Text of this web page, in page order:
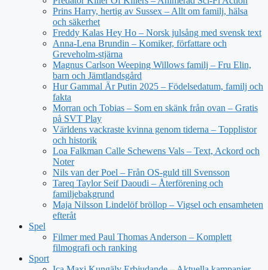
Prins Harry, hertig av Sussex – Allt om familj, hälsa
och säkerhet
Freddy Kalas Hey Ho – Norsk julsång med svensk text
Anna-Lena Brundin – Komiker, författare och
Greveholm-stjärna
Magnus Carlson Weeping Willows familj – Fru Elin,
barn och Jämtlandsgård
Hur Gammal Är Putin 2025 – Födelsedatum, familj och
fakta
Morran och Tobias – Som en skänk från ovan – Gratis
på SVT Play
Världens vackraste kvinna genom tiderna – Topplistor
och historik
Loa Falkman Calle Schewens Vals – Text, Ackord och
Noter
Nils van der Poel – Från OS-guld till Svensson
Tareq Taylor Seif Daoudi – Återförening och
familjebakgrund
Maja Nilsson Lindelöf bröllop – Vigsel och ensamheten
efteråt
Spel
Filmer med Paul Thomas Anderson – Komplett
filmografi och ranking
Sport